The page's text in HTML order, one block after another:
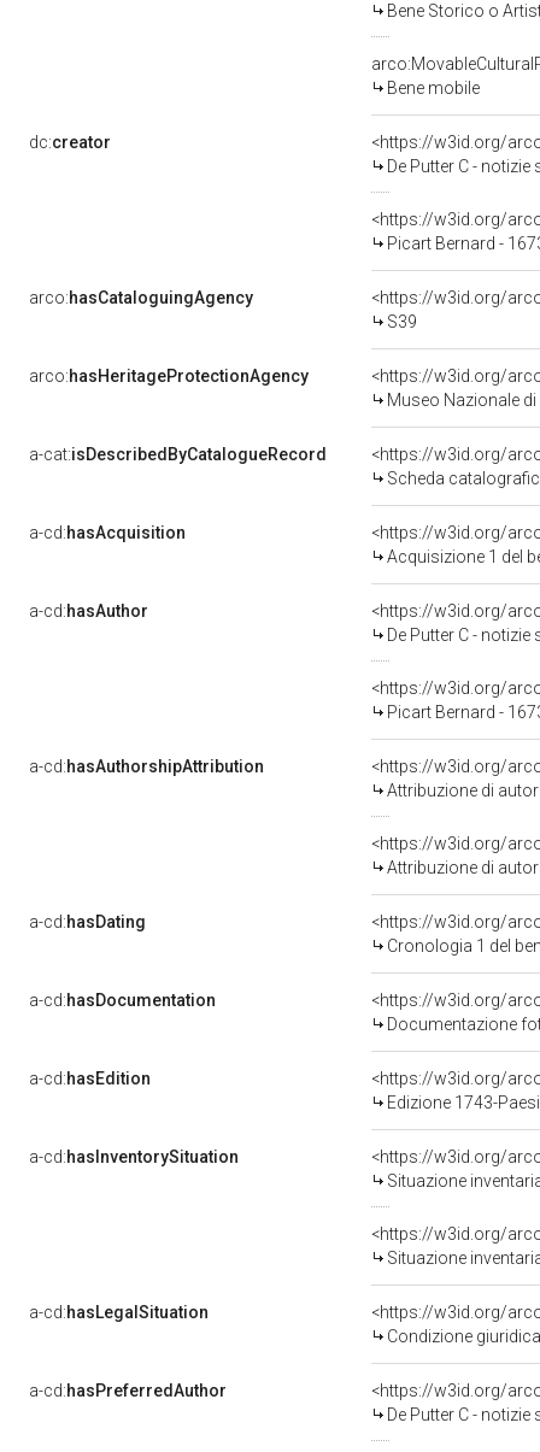
Bene Storico o
Bene mobile
dc:creator
<https://w3id.org/
De Putter C - notizie
<https://w3id.org/
Picart Bernard -
arco:hasCataloguingAgency
<https://w3id.org/
S39
arco:hasHeritageProtectionAgency
<https://w3id.org/
Museo Nazionale di
a-cat:isDescribedByCatalogueRecord
<https://w3id.org/
Scheda
a-cd:hasAcquisition
<https://w3id.org/
Acquisizione 1 del
a-cd:hasAuthor
<https://w3id.org/
De Putter C - notizie
<https://w3id.org/
Picart Bernard -
a-cd:hasAuthorshipAttribution
<https://w3id.org/
Attribuzione di
<https://w3id.org/
Attribuzione di
a-cd:hasDating
<https://w3id.org/
Cronologia 1 del
a-cd:hasDocumentation
Documentazione
a-cd:hasEdition
<https://w3id.org/
Edizione 1743-
a-cd:hasInventorySituation
<https://w3id.org/
Situazione
<https://w3id.org/
Situazione
a-cd:hasLegalSituation
<https://w3id.org/
Condizione
a-cd:hasPreferredAuthor
<https://w3id.org/
De Putter C - notizie